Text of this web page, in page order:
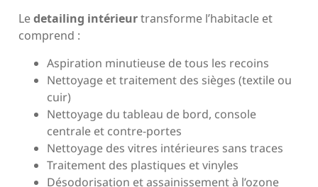
Ledetailing intérieurtransforme l’habitacle et
comprend :
Aspiration minutieuse de tous les recoins
Nettoyage et traitement des sièges (textile ou
cuir)
Nettoyage du tableau de bord, console
centrale et contre-portes
Nettoyage des vitres intérieures sans traces
Traitement des plastiques et vinyles
Désodorisation et assainissement à l’ozone